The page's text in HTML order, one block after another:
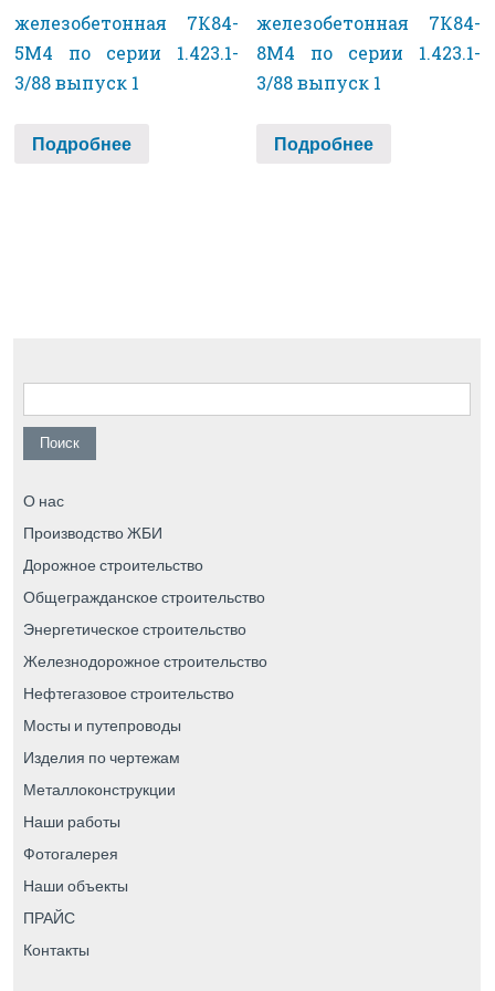
железобетонная 7К84-
5М4 по серии 1.423.1-
3/88 выпуск 1
Подробнее
железобетонная 7К84-
8М4 по серии 1.423.1-
3/88 выпуск 1
Подробнее
Найти:
О нас
Производство ЖБИ
Дорожное строительство
Общегражданское строительство
Энергетическое строительство
Железнодорожное строительство
Нефтегазовое строительство
Мосты и путепроводы
Изделия по чертежам
Металлоконструкции
Наши работы
Фотогалерея
Наши объекты
ПРАЙС
Контакты